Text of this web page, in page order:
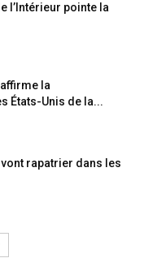
l’Intérieur pointe la
la
États-Unis de la...
vont rapatrier dans les